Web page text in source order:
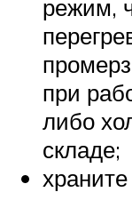
режим,
при
либо
складе;